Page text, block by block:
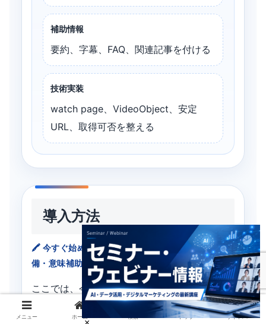
補助情報
要約、字幕、FAQ、関連記事を付ける
技術実装
watch page、VideoObject、安定
URL、取得可否を整える
導入方法
今すぐ始めるなら、動画棚卸し・watch page整
備・意味補助の三点からです
ここでは、今日から実行しやすい導入方法を示
します。ポイントは、新しい撮影機材や大規模
メニュー ホーム 検索 トップ サイドバー